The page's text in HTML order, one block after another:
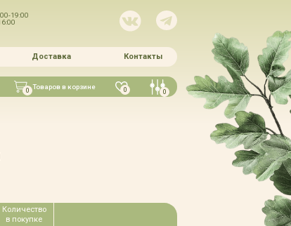
19:00
Доставка Контакты
0 Товаров в корзине 0 0
Количество
в покупке